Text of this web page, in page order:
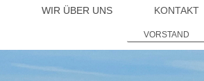
WIR ÜBER UNS KONTAKT
VORSTAND